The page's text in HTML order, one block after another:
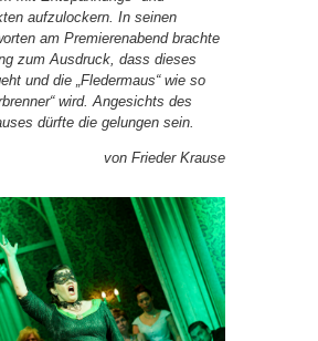
aufzulockern. In seinen
am Premierenabend brachte
zum Ausdruck, dass dieses
und die „Fledermaus“ wie so
wird. Angesichts des
dürfte die gelungen sein.
von Frieder Krause